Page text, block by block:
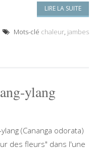
LIRE LA SUITE
Mots-clé chaleur, jambes
ylang
(Cananga odorata)
des fleurs" dans l'une